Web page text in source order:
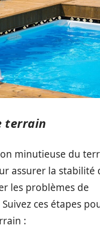
terrain
minutieuse du
assurer la stabilité
les problèmes de
ces étapes
: